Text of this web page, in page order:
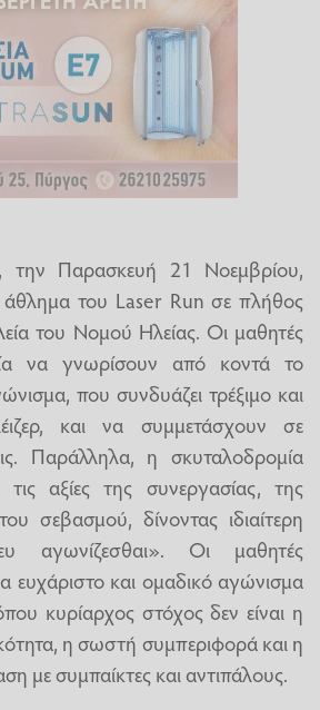
την Παρασκευή 21 Νοεμβρίου,
άθλημα του Laser Run σε πλήθος
του Νομού Ηλείας. Οι μαθητές
να γνωρίσουν από κοντά το
που συνδυάζει τρέξιμο και
και να συμμετάσχουν σε
Παράλληλα, η σκυταλοδρομία
αξίες της συνεργασίας, της
σεβασμού, δίνοντας ιδιαίτερη
αγωνίζεσθαι». Οι μαθητές
ευχάριστο και ομαδικό αγώνισμα
κυρίαρχος στόχος δεν είναι η
η σωστή συμπεριφορά και η
με συμπαίκτες και αντιπάλους.